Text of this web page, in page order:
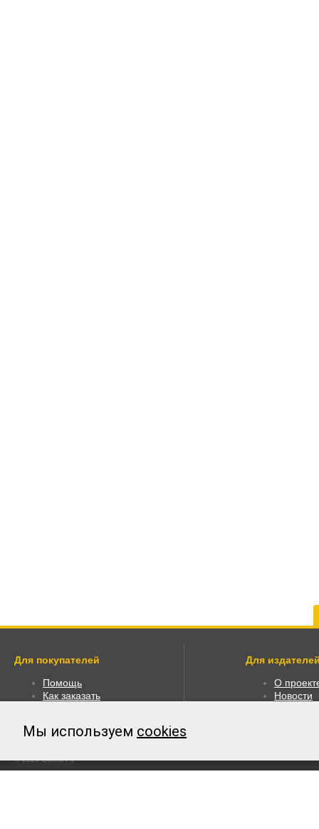
Для покупателей
Помощь
Как заказать
Оплата
Для
О
Новости
© 2026 Global F5
Мы используем cookies